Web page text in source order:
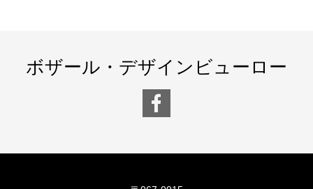
ボザール・デザインビューロー